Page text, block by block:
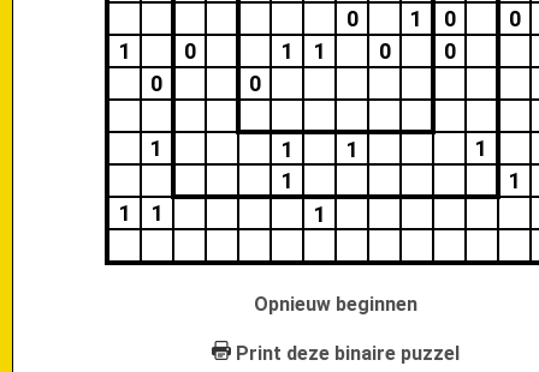
0
1 0
0
1
0 1 1 0
0
0
0
1 1 1
1
1
1
1
1 1
Opnieuw beginnen
Print deze binaire puzzel